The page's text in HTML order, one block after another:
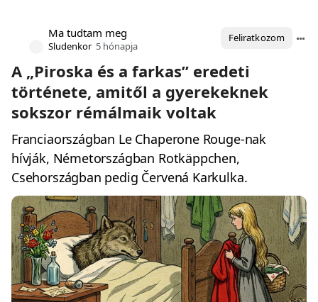
Ma tudtam meg
Sludenkor 5 hónapja
Feliratkozom
A „Piroska és a farkas” eredeti
története, amitől a gyerekeknek
sokszor rémálmaik voltak
Franciaországban Le Chaperone Rouge-nak
hívják, Németországban Rotkäppchen,
Csehországban pedig Červená Karkulka.